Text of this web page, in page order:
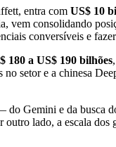
entra com US$ 10
vem consolidando
conversíveis e
180 a US$ 190 bilhões
setor e a chinesa
Gemini e da busca
lado, a escala